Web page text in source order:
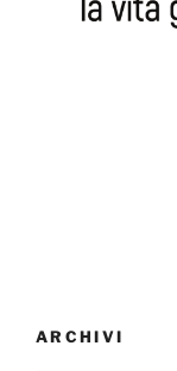
ARCHIVI